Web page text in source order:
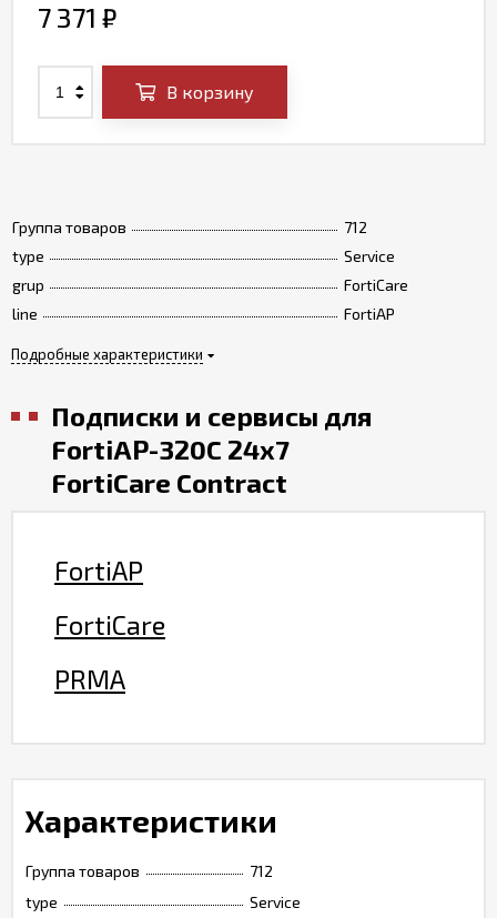
Группа товаров
712
type
Service
grup
FortiCare
line
FortiAP
Подробные характеристики
7 371 ₽
В корзину
Подписки и сервисы для
FortiAP-320C 24x7
FortiCare Contract
FortiAP
FortiCare
PRMA
Характеристики
Группа товаров
712
type
Service